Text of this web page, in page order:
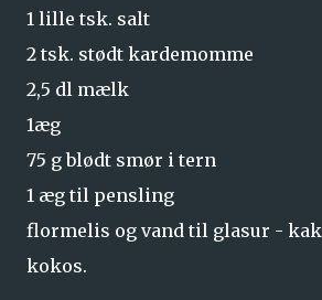
1 lille tsk. salt
2 tsk. stødt kardemomme
2,5 dl mælk
1æg
75 g blødt smør i tern
1 æg til pensling
flormelis og vand til glasur -
kokos.